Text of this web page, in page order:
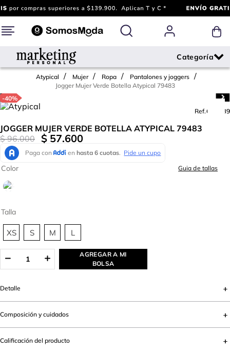
Atypical Mujer Ropa
Pantalones y joggers
Jogger Mujer Verde Botella Atypical 79483
-40%
Ref.643489
JOGGER MUJER VERDE BOTELLA ATYPICAL 79483
$ 96.000 $ 57.600
Talla
XS S M L
Color Guia de tallas
AGREGAR A MI
BOLSA
Detalle
Composición y cuidados
Calificación del producto